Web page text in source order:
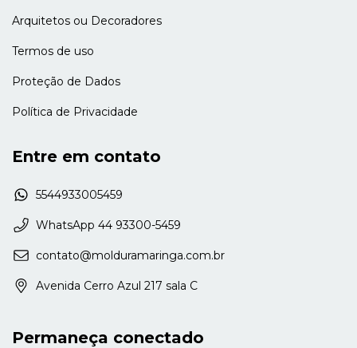
Arquitetos ou Decoradores
Termos de uso
Proteção de Dados
Política de Privacidade
Entre em contato
5544933005459
WhatsApp 44 93300-5459
contato@molduramaringa.com.br
Avenida Cerro Azul 217 sala C
Permaneça conectado